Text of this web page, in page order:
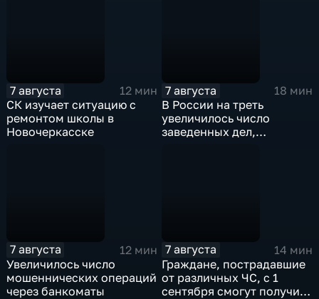
7 августа
12 мин
СК изучает ситуацию с
ремонтом школы в
Новочеркасске
7 августа
18 мин
В России на треть
увеличилось число
заведенных дел,
7 августа
12 мин
Увеличилось число
мошеннических операций
через банкоматы
7 августа
14 мин
Граждане, пострадавшие
от различных ЧС, с 1
сентября смогут получить